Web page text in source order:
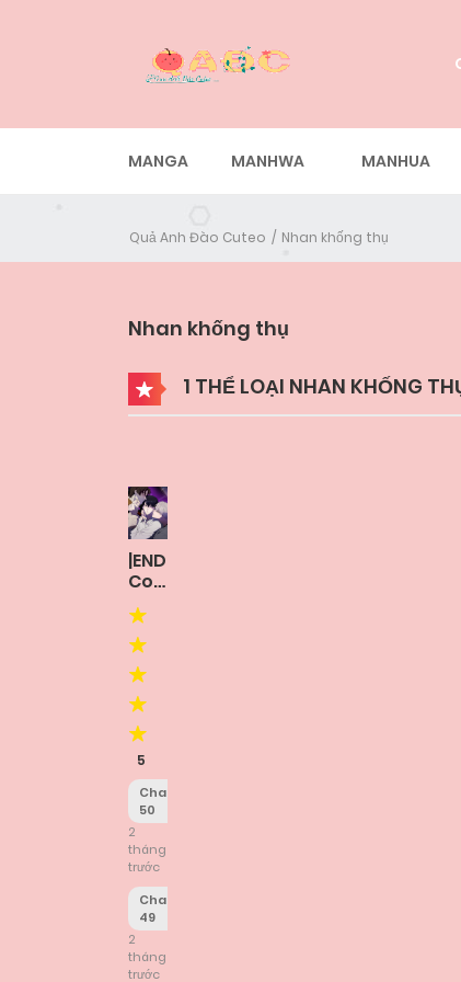
MANGA MANHWA MANHUA
Quả Anh Đào Cuteo Nhan khống thụ
Nhan khống thụ
1 THỂ LOẠI NHAN KHỐNG
|END|
Control
Time
5
Chapter
50
2
tháng
trước
Chapter
49
2
tháng
trước